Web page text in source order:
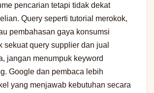
pencarian tetapi tidak dekat
Query seperti tutorial merokok,
pembahasan gaya konsumsi
sekuat query supplier dan jual
jangan menumpuk keyword
Google dan pembaca lebih
yang menjawab kebutuhan secara